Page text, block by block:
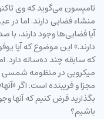
تامپسون می‌گوید که وی
منشاء فضایی دارند. اما در
آیا فضایی‌ها وجود دارند، با
دارند.» این موضوع که آیا
که سابقه چند ده‌ساله دارد.
میکروبی در منظومه شمسی
مجزا و فریبنده است. اگر
بگذارید فرض کنیم که آنها
باشیم؟